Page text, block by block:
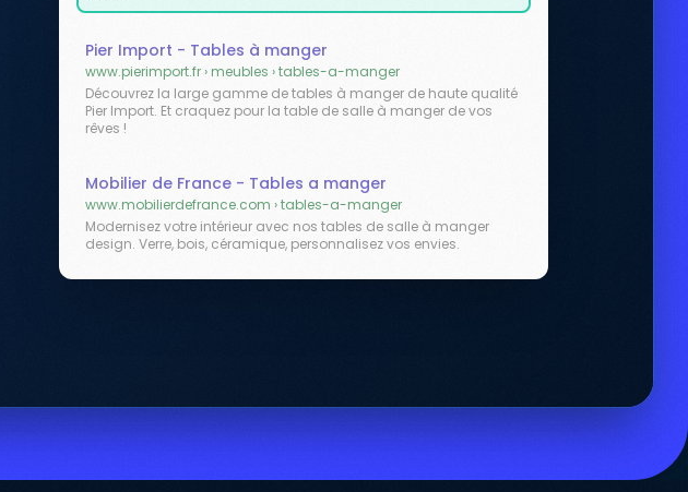
Pier Import - Tables à manger
www.pierimport.fr › meubles › tables-a-manger
Découvrez la large gamme de tables à manger de haute qualité
Pier Import. Et craquez pour la table de salle à manger de vos
rêves !
Mobilier de France - Tables a manger
www.mobilierdefrance.com › tables-a-manger
Modernisez votre intérieur avec nos tables de salle à manger
design. Verre, bois, céramique, personnalisez vos envies.